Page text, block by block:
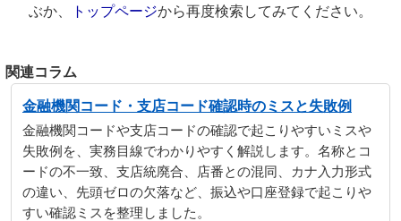
ぶか、
トップページから再度検索してみてください。
関連コラム
金融機関コード・支店コード確認時のミスと失敗例
金融機関コードや支店コードの確認で起こりやすいミスや
失敗例を、実務目線でわかりやすく解説します。名称とコ
ードの不一致、支店統廃合、店番との混同、カナ入力形式
の違い、先頭ゼロの欠落など、振込や口座登録で起こりや
すい確認ミスを整理しました。